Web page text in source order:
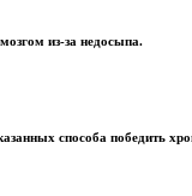
из-за недосыпа.
способа победить